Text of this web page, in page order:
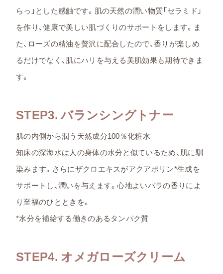
らっ」とした感触です。肌の天然の潤い物質「セラミド」
を作り、健康で美しい肌づくりのサポートをします。ま
た、ローズの精油を贅沢に配合したので、香りが楽しめ
るだけでなく、肌にハリを与える美肌効果も期待できま
す。
STEP3. バランシングトナー
肌の内側から潤う天然成分100％化粧水
知床の深海水は人の身体の水分と似ているため、肌に馴
染みます。さらにザクロエキスがアクアポリン*生成を
サポートし、潤いを与えます。心地よいバラの香りによ
り至福のひとときを。
*水分を補給する働きのあるタンパク質
STEP4. オメガローズクリーム